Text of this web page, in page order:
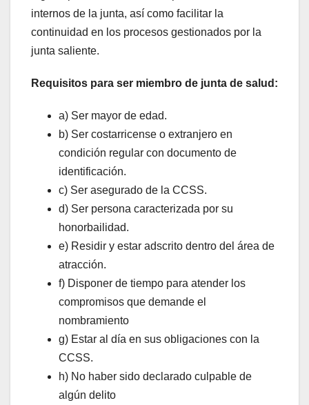
internos de la junta, así como facilitar la
continuidad en los procesos gestionados por la
junta saliente.
Requisitos para ser miembro de junta de salud:
a) Ser mayor de edad.
b) Ser costarricense o extranjero en
condición regular con documento de
identificación.
c) Ser asegurado de la CCSS.
d) Ser persona caracterizada por su
honorbailidad.
e) Residir y estar adscrito dentro del área de
atracción.
f) Disponer de tiempo para atender los
compromisos que demande el
nombramiento
g) Estar al día en sus obligaciones con la
CCSS.
h) No haber sido declarado culpable de
algún delito